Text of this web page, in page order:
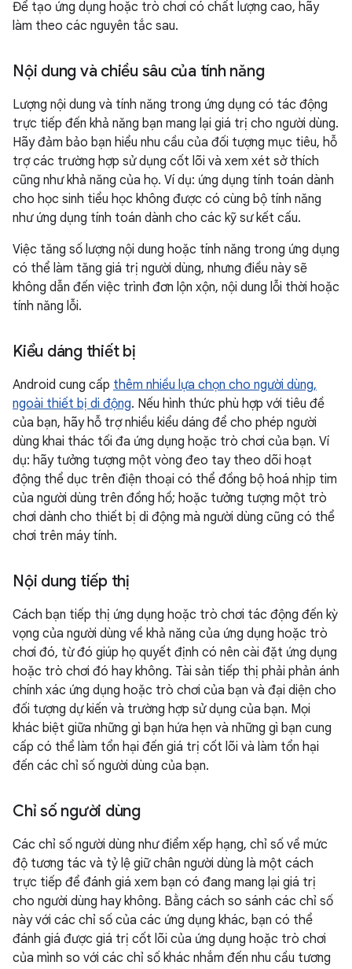
Để tạo ứng dụng hoặc trò chơi có chất lượng cao, hãy
làm theo các nguyên tắc sau.
Nội dung và chiều sâu của tính năng
Lượng nội dung và tính năng trong ứng dụng có tác động
trực tiếp đến khả năng bạn mang lại giá trị cho người dùng.
Hãy đảm bảo bạn hiểu nhu cầu của đối tượng mục tiêu, hỗ
trợ các trường hợp sử dụng cốt lõi và xem xét sở thích
cũng như khả năng của họ. Ví dụ: ứng dụng tính toán dành
cho học sinh tiểu học không được có cùng bộ tính năng
như ứng dụng tính toán dành cho các kỹ sư kết cấu.
Việc tăng số lượng nội dung hoặc tính năng trong ứng dụng
có thể làm tăng giá trị người dùng, nhưng điều này sẽ
không dẫn đến việc trình đơn lộn xộn, nội dung lỗi thời hoặc
tính năng lỗi.
Kiểu dáng thiết bị
Android cung cấp thêm nhiều lựa chọn cho người dùng,
ngoài thiết bị di động. Nếu hình thức phù hợp với tiêu đề
của bạn, hãy hỗ trợ nhiều kiểu dáng để cho phép người
dùng khai thác tối đa ứng dụng hoặc trò chơi của bạn. Ví
dụ: hãy tưởng tượng một vòng đeo tay theo dõi hoạt
động thể dục trên điện thoại có thể đồng bộ hoá nhịp tim
của người dùng trên đồng hồ; hoặc tưởng tượng một trò
chơi dành cho thiết bị di động mà người dùng cũng có thể
chơi trên máy tính.
Nội dung tiếp thị
Cách bạn tiếp thị ứng dụng hoặc trò chơi tác động đến kỳ
vọng của người dùng về khả năng của ứng dụng hoặc trò
chơi đó, từ đó giúp họ quyết định có nên cài đặt ứng dụng
hoặc trò chơi đó hay không. Tài sản tiếp thị phải phản ánh
chính xác ứng dụng hoặc trò chơi của bạn và đại diện cho
đối tượng dự kiến và trường hợp sử dụng của bạn. Mọi
khác biệt giữa những gì bạn hứa hẹn và những gì bạn cung
cấp có thể làm tổn hại đến giá trị cốt lõi và làm tổn hại
đến các chỉ số người dùng của bạn.
Chỉ số người dùng
Các chỉ số người dùng như điểm xếp hạng, chỉ số về mức
độ tương tác và tỷ lệ giữ chân người dùng là một cách
trực tiếp để đánh giá xem bạn có đang mang lại giá trị
cho người dùng hay không. Bằng cách so sánh các chỉ số
này với các chỉ số của các ứng dụng khác, bạn có thể
đánh giá được giá trị cốt lõi của ứng dụng hoặc trò chơi
của mình so với các chỉ số khác nhắm đến nhu cầu tương